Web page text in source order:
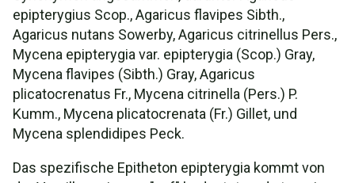
epipterygius Scop., Agaricus flavipes Sibth.,
Agaricus nutans Sowerby, Agaricus citrinellus Pers.,
Mycena epipterygia var. epipterygia (Scop.) Gray,
Mycena flavipes (Sibth.) Gray, Agaricus
plicatocrenatus Fr., Mycena citrinella (Pers.) P.
Kumm., Mycena plicatocrenata (Fr.) Gillet, und
Mycena splendidipes Peck.
Das spezifische Epitheton epipterygia kommt von